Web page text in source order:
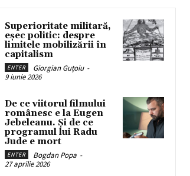
Superioritate militară,
eșec politic: despre
limitele mobilizării în
capitalism
ENTER Giorgian Guțoiu -
9 iunie 2026
De ce viitorul filmului
românesc e la Eugen
Jebeleanu. Și de ce
programul lui Radu
Jude e mort
ENTER Bogdan Popa -
27 aprilie 2026